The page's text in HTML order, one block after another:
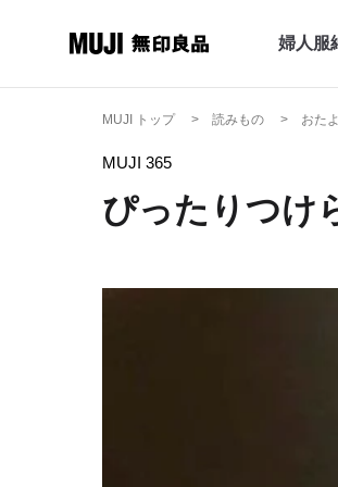
婦人服
MUJI トップ 読みもの おた
MUJI 365
ぴったりつけ